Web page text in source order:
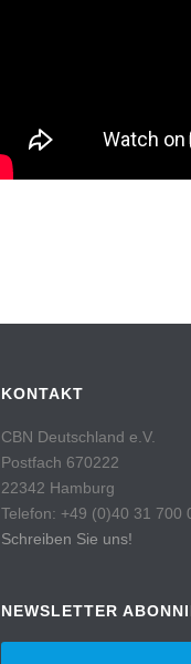
KONTAKT
CBN Deutschland e.V.
Postfach 670222
22342 Hamburg
Telefon: +49 (0)40 31 700
Schreiben Sie uns!
NEWSLETTER